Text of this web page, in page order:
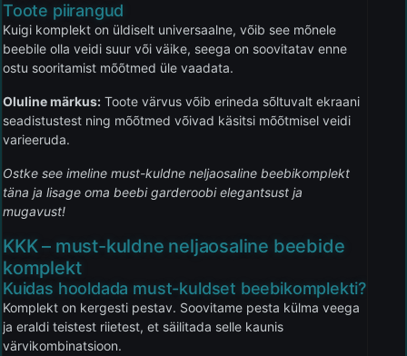
Toote piirangud
Kuigi komplekt on üldiselt universaalne, võib see mõnele
beebile olla veidi suur või väike, seega on soovitatav enne
ostu sooritamist mõõtmed üle vaadata.
Oluline märkus: Toote värvus võib erineda sõltuvalt ekraani
seadistustest ning mõõtmed võivad käsitsi mõõtmisel veidi
varieeruda.
Ostke see imeline must-kuldne neljaosaline beebikomplekt
täna ja lisage oma beebi garderoobi elegantsust ja
mugavust!
KKK – must-kuldne neljaosaline beebide
komplekt
Kuidas hooldada must-kuldset beebikomplekti?
Komplekt on kergesti pestav. Soovitame pesta külma veega
ja eraldi teistest riietest, et säilitada selle kaunis
värvikombinatsioon.